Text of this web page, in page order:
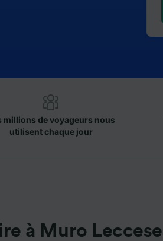
millions de voyageurs nous
utilisent chaque jour
à Muro Leccese